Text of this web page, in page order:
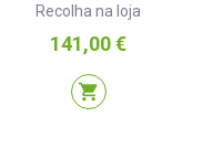
Recolha na loja
Preço
141,00 €
shopping_cart